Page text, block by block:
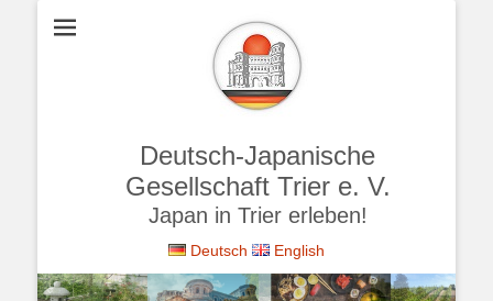
Deutsch-Japanische
Gesellschaft Trier e. V.
Japan in Trier erleben!
Deutsch English